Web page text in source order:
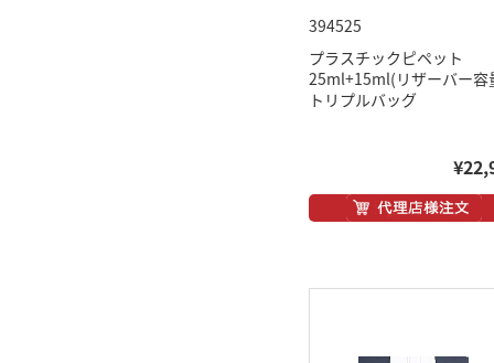
394525
プラスチックピペット
25ml+15ml(リザーバー容
トリプルバッグ